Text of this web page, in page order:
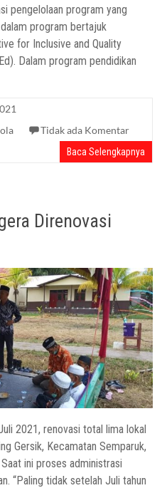
pengelolaan program yang
program bertajuk
for Inclusive and Quality
Dalam program pendidikan
Tidak ada Komentar
Baca Selengkapnya
Direnovasi
2021, renovasi total lima lokal
Gersik, Kecamatan Semparuk,
ini proses administrasi
“Paling tidak setelah Juli tahun